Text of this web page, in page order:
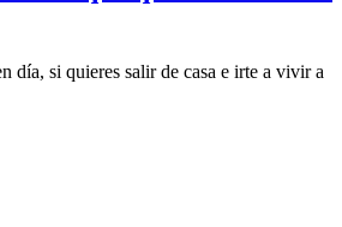
día, si quieres salir de casa e irte a vivir a